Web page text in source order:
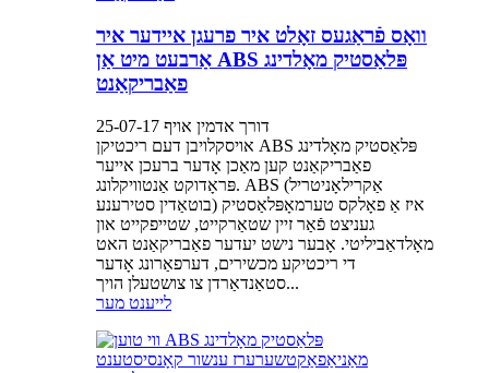
וואָס פֿראַגעס זאָלט איר פרעגן איידער איר
אַרבעט מיט אַן ABS פּלאַסטיק מאָלדינג
פאַבריקאַנט
דורך אדמין אויף 25-07-17
אויסקלויבן דעם ריכטיקן ABS פּלאַסטיק מאָלדינג
פאַבריקאַנט קען מאַכן אָדער ברעכן אייער
פּראָדוקט אַנטוויקלונג. ABS (אַקרילאָניטריל
בוטאַדין סטירענע) איז אַ פאָלקס טערמאָפּלאַסטיק
געניצט פֿאַר זיין שטאַרקייט, שטייפקייט און
מאָלדאַביליטי. אָבער נישט יעדער פאַבריקאַנט האט
די ריכטיקע מכשירים, דערפאַרונג אָדער
סטאַנדאַרדן צו צושטעלן הויך...
לייענט מער